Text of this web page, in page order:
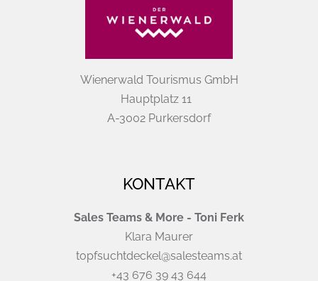
Wienerwald Tourismus GmbH
Hauptplatz 11
A-3002 Purkersdorf
KONTAKT
Sales Teams & More - Toni Ferk
Klara Maurer
topfsuchtdeckel@salesteams.at
+43 676 39 43 644